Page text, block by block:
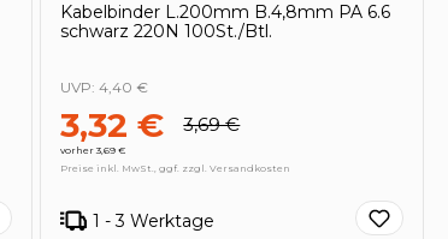
Kabelbinder L.200mm B.4,8mm PA 6.6
schwarz 220N 100St./Btl.
3,32 € 3,69 €
vorher 3,69 €
UVP:4,40 €
Preise inkl. MwSt., ggf. zzgl. Versandkosten
1 - 3 Werktage